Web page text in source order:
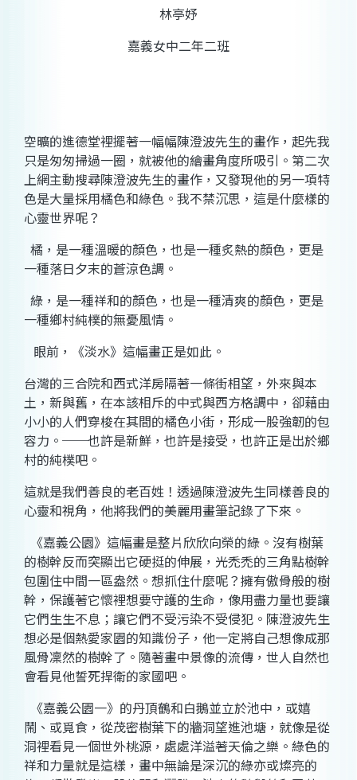
林亭妤
嘉義女中二年二班
空曠的進德堂裡擺著一幅幅陳澄波先生的畫作，起先我
只是匆匆掃過一圈，就被他的繪畫角度所吸引。第二次
上網主動搜尋陳澄波先生的畫作，又發現他的另一項特
色是大量採用橘色和綠色。我不禁沉思，這是什麼樣的
心靈世界呢？
橘，是一種溫暖的顏色，也是一種炙熱的顏色，更是
一種落日夕末的蒼涼色調。
綠，是一種祥和的顏色，也是一種清爽的顏色，更是
一種鄉村純樸的無憂風情。
眼前，《淡水》這幅畫正是如此。
台灣的三合院和西式洋房隔著一條街相望，外來與本
土，新與舊，在本該相斥的中式與西方格調中，卻藉由
小小的人們穿梭在其間的橘色小街，形成一股強韌的包
容力。──也許是新鮮，也許是接受，也許正是出於鄉
村的純樸吧。
這就是我們善良的老百姓！透過陳澄波先生同樣善良的
心靈和視角，他將我們的美麗用畫筆記錄了下來。
《嘉義公園》這幅畫是整片欣欣向榮的綠。沒有樹葉
的樹幹反而突顯出它硬挺的伸展，光禿禿的三角點樹幹
包圍住中間一區盎然。想抓住什麼呢？擁有傲骨般的樹
幹，保護著它懷裡想要守護的生命，像用盡力量也要讓
它們生生不息；讓它們不受污染不受侵犯。陳澄波先生
想必是個熱愛家園的知識份子，他一定將自己想像成那
風骨凜然的樹幹了。隨著畫中景像的流傳，世人自然也
會看見他誓死捍衛的家國吧。
《嘉義公園一》的丹頂鶴和白鵝並立於池中，或嬉
鬧、或覓食，從茂密樹葉下的牆洞望進池塘，就像是從
洞裡看見一個世外桃源，處處洋溢著天倫之樂。綠色的
祥和力量就是這樣，畫中無論是深沉的綠亦或燦亮的